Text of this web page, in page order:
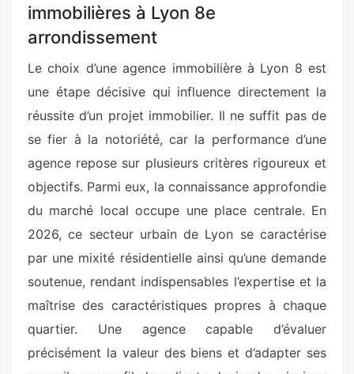
immobilières à Lyon 8e
arrondissement
Le choix d’une agence immobilière à Lyon 8 est
une étape décisive qui influence directement la
réussite d’un projet immobilier. Il ne suffit pas de
se fier à la notoriété, car la performance d’une
agence repose sur plusieurs critères rigoureux et
objectifs. Parmi eux, la connaissance approfondie
du marché local occupe une place centrale. En
2026, ce secteur urbain de Lyon se caractérise
par une mixité résidentielle ainsi qu’une demande
soutenue, rendant indispensables l’expertise et la
maîtrise des caractéristiques propres à chaque
quartier. Une agence capable d’évaluer
précisément la valeur des biens et d’adapter ses